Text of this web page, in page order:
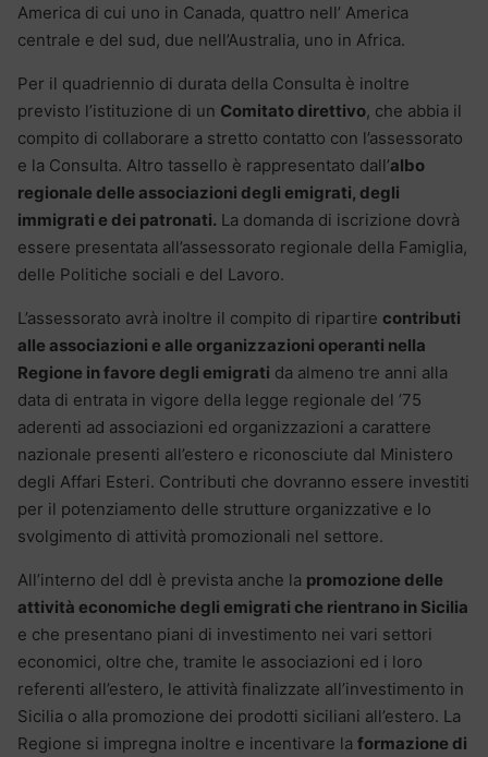
America di cui uno in Canada, quattro nell’ America
centrale e del sud, due nell’Australia, uno in Africa.
Per il quadriennio di durata della Consulta è inoltre
previsto l’istituzione di un Comitato direttivo, che abbia il
compito di collaborare a stretto contatto con l’assessorato
e la Consulta. Altro tassello è rappresentato dall’albo
regionale delle associazioni degli emigrati, degli
immigrati e dei patronati. La domanda di iscrizione dovrà
essere presentata all’assessorato regionale della Famiglia,
delle Politiche sociali e del Lavoro.
L’assessorato avrà inoltre il compito di ripartire contributi
alle associazioni e alle organizzazioni operanti nella
Regione in favore degli emigrati da almeno tre anni alla
data di entrata in vigore della legge regionale del ’75
aderenti ad associazioni ed organizzazioni a carattere
nazionale presenti all’estero e riconosciute dal Ministero
degli Affari Esteri. Contributi che dovranno essere investiti
per il potenziamento delle strutture organizzative e lo
svolgimento di attività promozionali nel settore.
All’interno del ddl è prevista anche la promozione delle
attività economiche degli emigrati che rientrano in Sicilia
e che presentano piani di investimento nei vari settori
economici, oltre che, tramite le associazioni ed i loro
referenti all’estero, le attività finalizzate all’investimento in
Sicilia o alla promozione dei prodotti siciliani all’estero. La
Regione si impregna inoltre e incentivare la formazione di